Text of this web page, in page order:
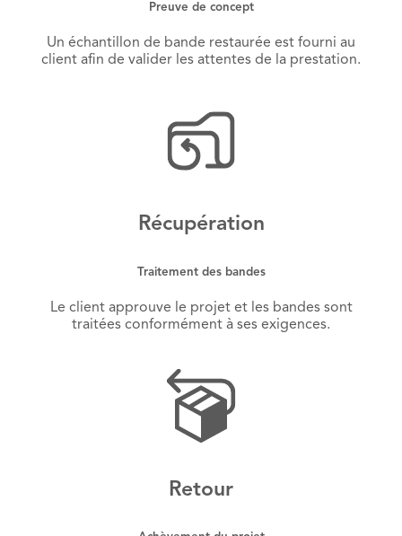
Preuve de concept
Un échantillon de bande restaurée est fourni au
client afin de valider les attentes de la prestation.
Récupération
Traitement des bandes
Le client approuve le projet et les bandes sont
traitées conformément à ses exigences.
Retour